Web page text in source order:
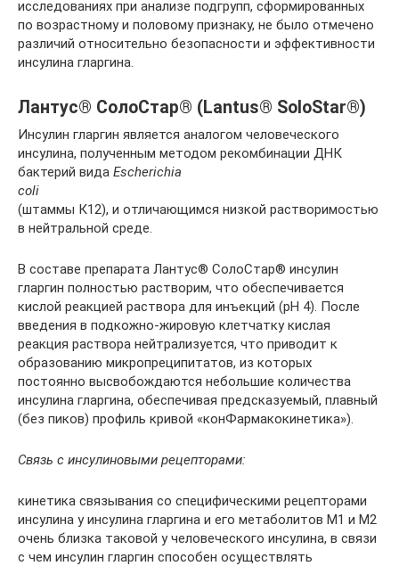
исследованиях при анализе подгрупп, сформированных
по возрастному и половому признаку, не было отмечено
различий относительно безопасности и эффективности
инсулина гларгина.
Лантус® СолоСтар® (Lantus® SoloStar®)
Инсулин гларгин является аналогом человеческого
инсулина, полученным методом рекомбинации ДНК
бактерий вида Escherichia
соli
(штаммы К12), и отличающимся низкой растворимостью
в нейтральной среде.
В составе препарата Лантус® СолоСтар® инсулин
гларгин полностью растворим, что обеспечивается
кислой реакцией раствора для инъекций (pH 4). После
введения в подкожно-жировую клетчатку кислая
реакция раствора нейтрализуется, что приводит к
образованию микропреципитатов, из которых
постоянно высвобождаются небольшие количества
инсулина гларгина, обеспечивая предсказуемый, плавный
(без пиков) профиль кривой «конФармакокинетика»).
Связь с инсулиновыми рецепторами:
кинетика связывания со специфическими рецепторами
инсулина у инсулина гларгина и его метаболитов M1 и М2
очень близка таковой у человеческого инсулина, в связи
с чем инсулин гларгин способен осуществлять